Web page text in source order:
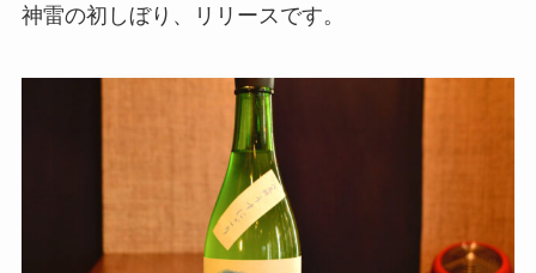
神雷の初しぼり、リリースです。